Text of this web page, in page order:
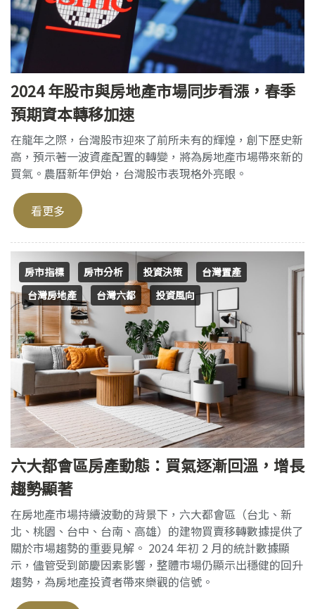
2024 年股市與房地產市場同步看漲，春季
預期資本轉移加速
在龍年之際，台灣股市迎來了前所未有的輝煌，創下歷史新
高，預示著一波資產配置的轉變，將為房地產市場帶來新的
買氣。農曆新年伊始，台灣股市表現格外亮眼。
看更多
房市指標 房市分析 投資決策
台灣置產
台灣房地產
台灣六都 投資風向
六大都會區房產動態：買氣逐漸回溫，增長
趨勢顯著
在房地產市場持續波動的背景下，六大都會區（台北、新
北、桃園、台中、台南、高雄）的建物買賣移轉數據提供了
關於市場趨勢的重要見解。 2024 年初 2 月的統計數據顯
示，儘管受到節慶因素影響，整體市場仍顯示出穩健的回升
趨勢，為房地產投資者帶來樂觀的信號。